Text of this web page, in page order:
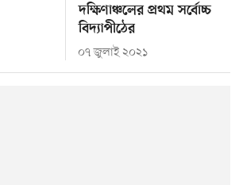
দক্ষিণাঞ্চলের প্রথম সর্বোচ্চ
বিদ্যাপীঠের
০৭ জুলাই ২০২১